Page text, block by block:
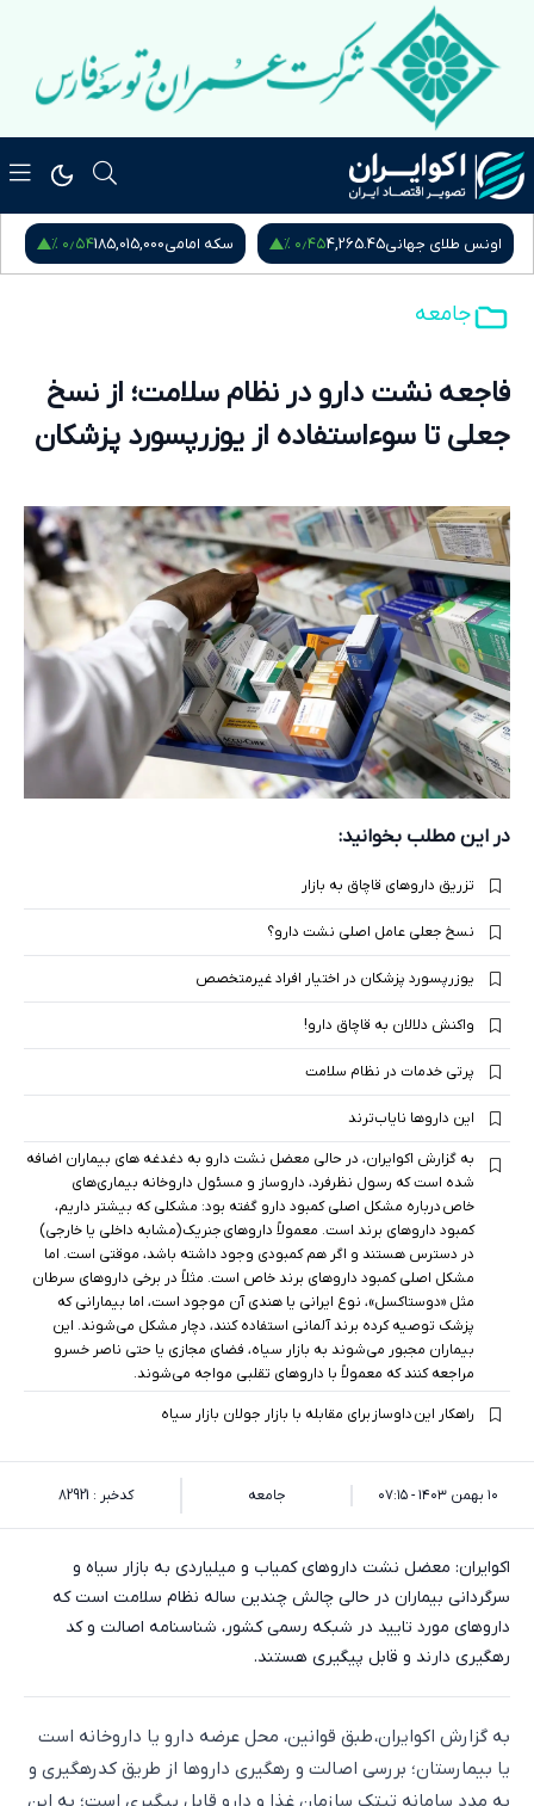
اونس طلای جهانی4,265.45۰٫۴۵ % سکه امامی185,015,000۰٫۵۴ %
جامعه
فاجعه نشت دارو در نظام سلامت؛ از نسخ
جعلی تا سوءاستفاده از یوزرپسورد پزشکان
در این مطلب بخوانید:
تزریق داروهای قاچاق به بازار
نسخ جعلی عامل اصلی نشت دارو؟
یوزرپسورد پزشکان در اختیار افراد غیرمتخصص
واکنش دلالان به قاچاق دارو!
پرتی خدمات در نظام سلامت
این داروها نایاب‌ترند
به گزارش اکوایران، در حالی معضل نشت دارو به دغدغه های بیماران اضافه
شده است که رسول نظرفرد، داروساز و مسئول داروخانه بیماری‌های
خاص درباره مشکل اصلی کمبود دارو گفته بود: مشکلی که بیشتر داریم،
کمبود داروهای برند است. معمولاً داروهای جنریک (مشابه داخلی یا خارجی)
در دسترس هستند و اگر هم کمبودی وجود داشته باشد، موقتی است. اما
مشکل اصلی کمبود داروهای برند خاص است. مثلاً در برخی داروهای سرطان
مثل «دوستاکسل»، نوع ایرانی یا هندی آن موجود است، اما بیمارانی که
پزشک توصیه کرده برند آلمانی استفاده کنند، دچار مشکل می‌شوند. این
بیماران مجبور می‌شوند به بازار سیاه، فضای مجازی یا حتی ناصر خسرو
مراجعه کنند که معمولاً با داروهای تقلبی مواجه می‌شوند.
راهکار این داوساز برای مقابله با بازار جولان بازار سیاه
۱۰ بهمن ۱۴۰۳ - ۰۷:۱۵ جامعه کدخبر : 82921
اکوایران: معضل نشت داروهای کمیاب و میلیاردی به بازار سیاه و
سرگردانی بیماران در حالی چالش چندین ساله نظام سلامت است که
داروهای مورد تایید در شبکه رسمی کشور، شناسنامه اصالت و کد
رهگیری دارند و قابل پیگیری هستند.
به گزارش اکوایران، طبق قوانین، محل عرضه دارو یا داروخانه است
یا بیمارستان؛ بررسی اصالت و رهگیری داروها از طریق کدرهگیری و